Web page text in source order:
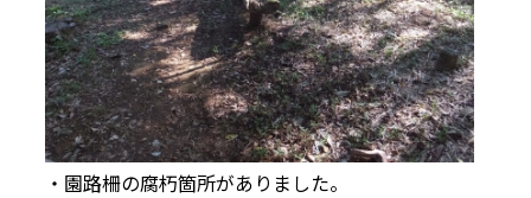
・園路柵の腐朽箇所がありました。